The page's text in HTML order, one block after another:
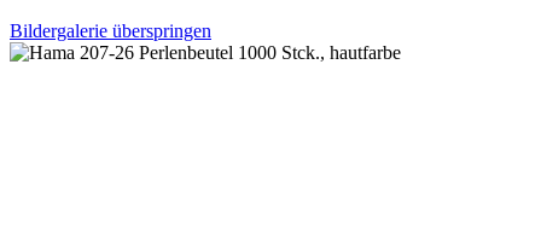
Bildergalerie überspringen